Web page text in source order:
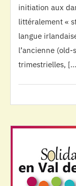
initiation aux
littéralement «
langue
l’ancienne (old-
trimestrielles,